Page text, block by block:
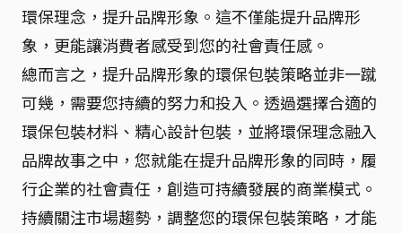
環保理念，提升品牌形象。這不僅能提升品牌形
象，更能讓消費者感受到您的社會責任感。
總而言之，提升品牌形象的環保包裝策略並非一蹴
可幾，需要您持續的努力和投入。透過選擇合適的
環保包裝材料、精心設計包裝，並將環保理念融入
品牌故事之中，您就能在提升品牌形象的同時，履
行企業的社會責任，創造可持續發展的商業模式。
持續關注市場趨勢，調整您的環保包裝策略，才能